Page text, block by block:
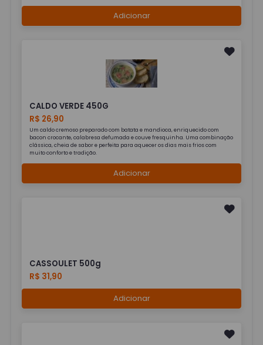
Adicionar
CALDO VERDE 450G
R$ 26,90
Um caldo cremoso preparado com batata e mandioca, enriquecido com
bacon crocante, calabresa defumada e couve fresquinha. Uma combinação
clássica, cheia de sabor e perfeita para aquecer os dias mais frios com
muito conforto e tradição.
Adicionar
CASSOULET 500g
R$ 31,90
Adicionar